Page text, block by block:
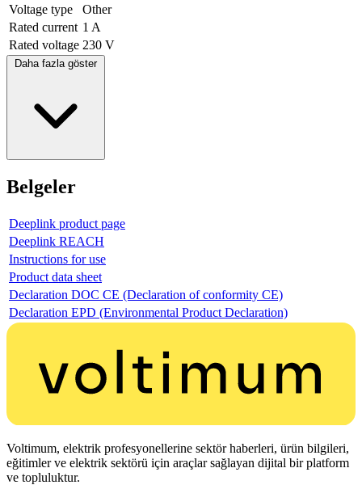
Voltage type
Other
Rated current 1 A
Rated voltage 230 V
Daha fazla göster
Belgeler
Deeplink product page
Deeplink REACH
Instructions for use
Product data sheet
Declaration DOC CE (Declaration of conformity CE)
Declaration EPD (Environmental Product Declaration)
Voltimum, elektrik profesyonellerine sektör haberleri, ürün bilgileri,
eğitimler ve elektrik sektörü için araçlar sağlayan dijital bir platform
ve topluluktur.